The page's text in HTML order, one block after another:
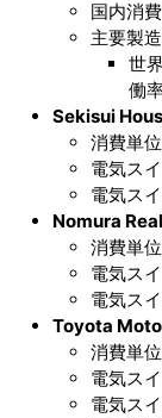
国内消
主要製
世
働
Sekisui
消費単位
電気ス
電気ス
Nomura
消費単位
電気ス
電気ス
Toyota
消費単位
電気ス
電気ス